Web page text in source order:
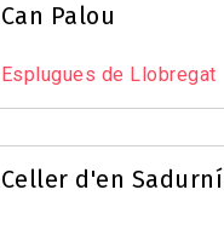
Can Palou
Esplugues de Llobregat
Celler d'en Sadurní